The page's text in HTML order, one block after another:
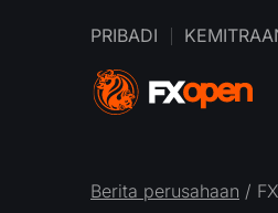
PRIBADI
Berita perusahaan /